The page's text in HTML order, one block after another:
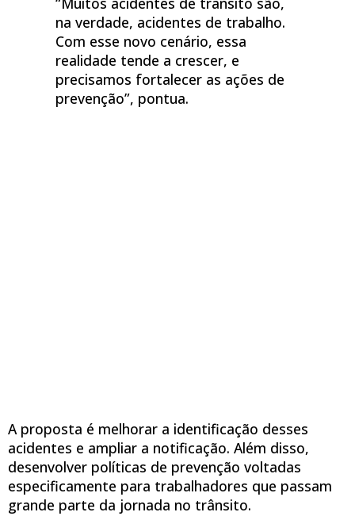
na verdade, acidentes de trabalho.
Com esse novo cenário, essa
realidade tende a crescer, e
precisamos fortalecer as ações de
prevenção”, pontua.
A proposta é melhorar a identificação desses
acidentes e ampliar a notificação. Além disso,
desenvolver políticas de prevenção voltadas
especificamente para trabalhadores que passam
grande parte da jornada no trânsito.